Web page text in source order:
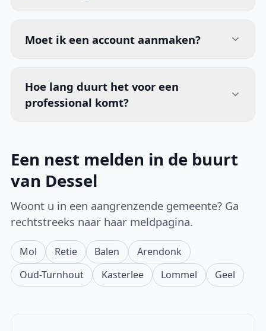
Moet ik een account aanmaken?
Hoe lang duurt het voor een
professional komt?
Een nest melden in de buurt
van Dessel
Woont u in een aangrenzende gemeente? Ga
rechtstreeks naar haar meldpagina.
Mol Retie Balen
Arendonk
Oud-Turnhout
Kasterlee Lommel Geel